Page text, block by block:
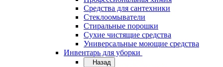
Средства для сантехники
Стеклоомыватели
Стиральные порошки
Сухие чистящие средства
Универсальные моющие средства
Инвентарь для уборки
Назад